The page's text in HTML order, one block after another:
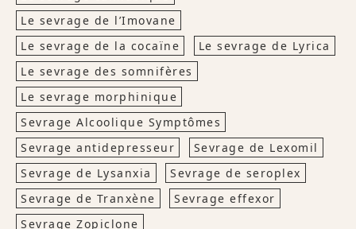
Le sevrage de l’Imovane
Le sevrage de la cocaïne
Le sevrage de Lyrica
Le sevrage des somnifères
Le sevrage morphinique
Sevrage Alcoolique Symptômes
Sevrage antidepresseur
Sevrage de Lexomil
Sevrage de Lysanxia
Sevrage de seroplex
Sevrage de Tranxène
Sevrage effexor
Sevrage Zopiclone